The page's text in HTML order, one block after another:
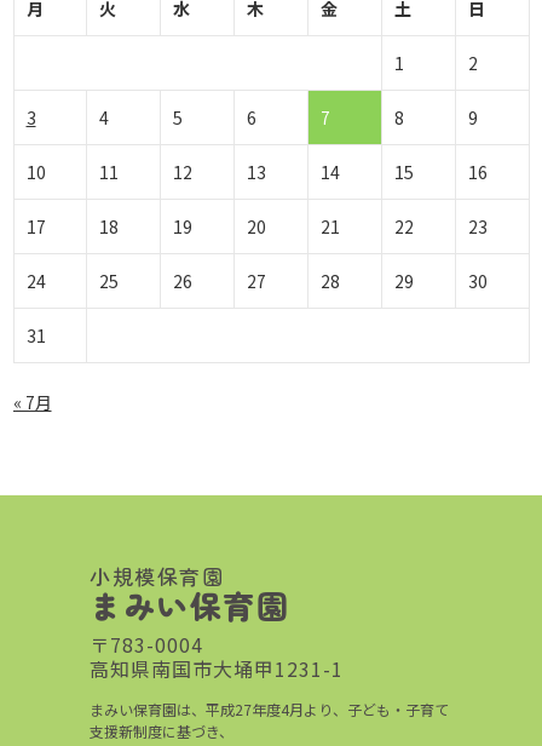
月 火 水 木 金 土 日
1 2
3 4 5 6 7 8 9
10 11 12 13 14 15 16
17 18 19 20 21 22 23
24 25 26 27 28 29 30
31
« 7月
小規模保育園
まみい保育園
〒783-0004
高知県南国市大埇甲1231-1
まみい保育園は、平成27年度4月より、子ども・子育て
支援新制度に基づき、